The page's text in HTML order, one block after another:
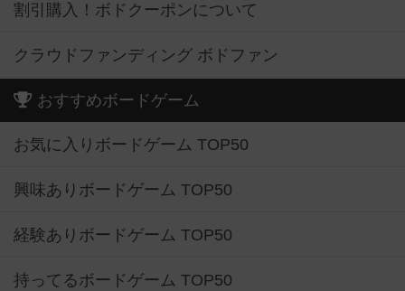
割引購入！ボドクーポンについて
クラウドファンディング ボドファン
おすすめボードゲーム
お気に入りボードゲーム TOP50
興味ありボードゲーム TOP50
経験ありボードゲーム TOP50
持ってるボードゲーム TOP50